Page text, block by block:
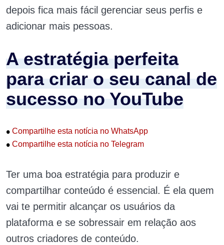
depois fica mais fácil gerenciar seus perfis e
adicionar mais pessoas.
A estratégia perfeita
para criar o seu canal de
sucesso no YouTube
• Compartilhe esta notícia no WhatsApp
• Compartilhe esta notícia no Telegram
Ter uma boa estratégia para produzir e
compartilhar conteúdo é essencial. É ela quem
vai te permitir alcançar os usuários da
plataforma e se sobressair em relação aos
outros criadores de conteúdo.